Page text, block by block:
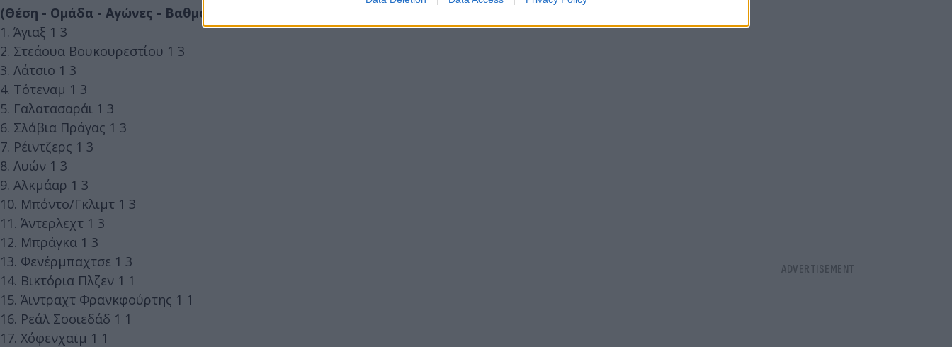
(Θέση - Ομάδα - Αγώνες - Βαθμοί)
1. Άγιαξ 1 3
2. Στεάουα Βουκουρεστίου 1 3
3. Λάτσιο 1 3
4. Τότεναμ 1 3
5. Γαλατασαράι 1 3
6. Σλάβια Πράγας 1 3
7. Ρέιντζερς 1 3
8. Λυών 1 3
9. Αλκμάαρ 1 3
10. Μπόντο/Γκλιμτ 1 3
11. Άντερλεχτ 1 3
12. Μπράγκα 1 3
13. Φενέρμπαχτσε 1 3
14. Βικτόρια Πλζεν 1 1
15. Άιντραχτ Φρανκφούρτης 1 1
16. Ρεάλ Σοσιεδάδ 1 1
17. Χόφενχαϊμ 1 1